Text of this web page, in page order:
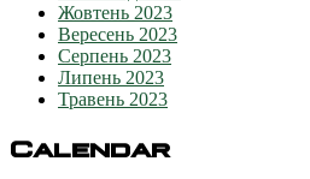
Жовтень 2023
Вересень 2023
Серпень 2023
Липень 2023
Травень 2023
Calendar